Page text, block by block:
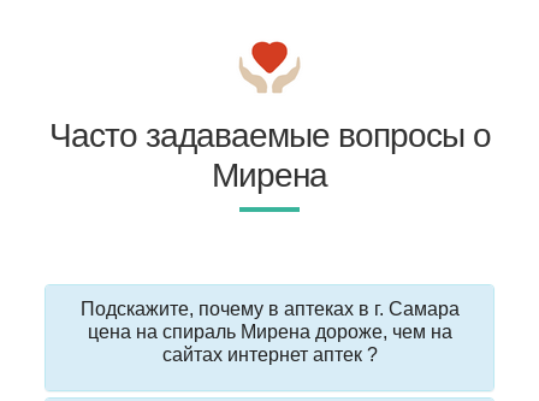
Часто задаваемые вопросы о
Мирена
Подскажите, почему в аптеках в г. Самара
цена на спираль Мирена дороже, чем на
сайтах интернет аптек ?